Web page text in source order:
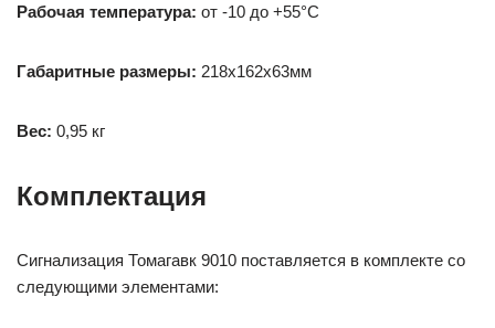
Рабочая температура: от -10 до +55°C
Габаритные размеры: 218х162х63мм
Вес: 0,95 кг
Комплектация
Сигнализация Томагавк 9010 поставляется в комплекте со
следующими элементами: